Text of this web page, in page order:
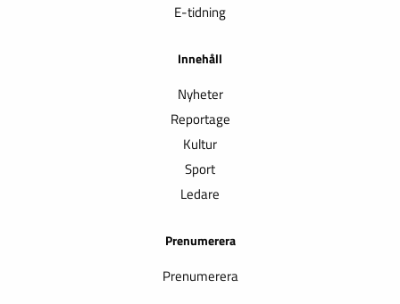
E-tidning
Innehåll
Nyheter
Reportage
Kultur
Sport
Ledare
Prenumerera
Prenumerera